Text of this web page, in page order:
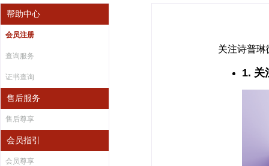
帮助中心
会员注册
查询服务
证书查询
售后服务
售后尊享
会员指引
会员尊享
关注诗普
1. 关